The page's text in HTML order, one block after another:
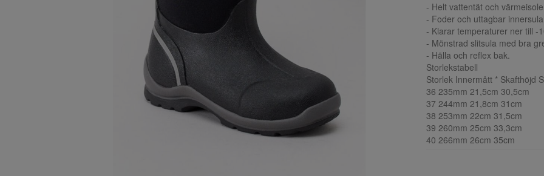
- Helt vattentät och
- Foder och uttagbar
- Klarar temperaturer ner till -
- Mönstrad slitsula med bra
- Hälla och reflex bak.
Storlekstabell
Storlek Innermått * Skafthöjd
36 235mm 21,5cm 30,5cm
37 244mm 21,8cm 31cm
38 253mm 22cm 31,5cm
39 260mm 25cm 33,3cm
40 266mm 26cm 35cm